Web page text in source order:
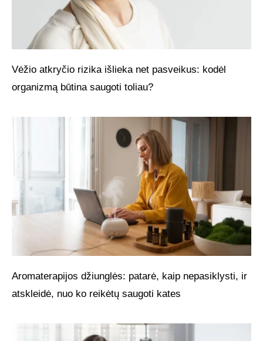
Vėžio atkryčio rizika išlieka net pasveikus: kodėl
organizmą būtina saugoti toliau?
Aromaterapijos džiunglės: patarė, kaip nepasiklysti, ir
atskleidė, nuo ko reikėtų saugoti kates